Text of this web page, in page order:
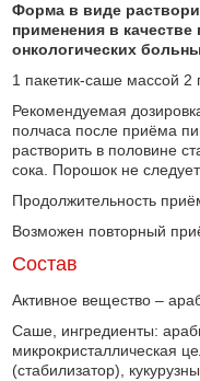
Форма в виде
применения в
онкологических
1 пакетик-саше массой 2
Рекомендуемая
полчаса после приёма
растворить в половине
сока. Порошок не
Продолжительность
Возможен повторный
Состав
Активное вещество –
Саше, ингредиенты:
микрокристаллическая
(стабилизатор),